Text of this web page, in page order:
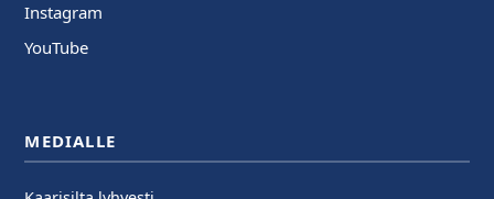
Instagram
YouTube
MEDIALLE